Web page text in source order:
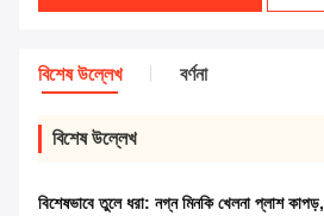
বিশেষ উল্লেখ বর্ণনা
বিশেষ উল্লেখ
বিশেষভাবে তুলে ধরা: নগ্ন মিনকি খেলনা প্লাশ কাপড়,